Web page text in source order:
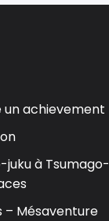
un achievement
juku à Tsumago-
– Mésaventure